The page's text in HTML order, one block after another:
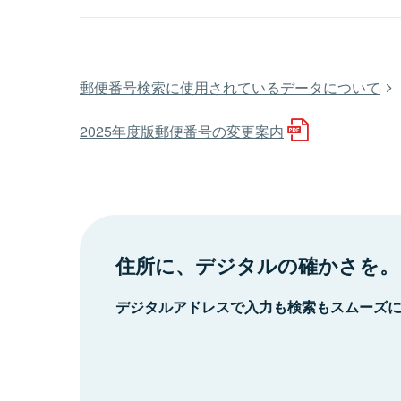
郵便番号検索に使用されているデータについて
2025年度版郵便番号の変更案内
住所に、デジタルの確かさを。
デジタルアドレスで入力も検索もスムーズ